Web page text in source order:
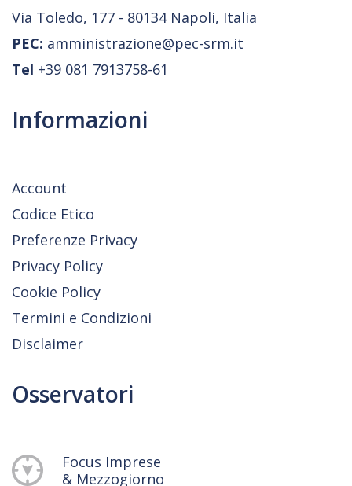
Via Toledo, 177 - 80134 Napoli, Italia
PEC: amministrazione@pec-srm.it
Tel +39 081 7913758-61
Informazioni
Account
Codice Etico
Preferenze Privacy
Privacy Policy
Cookie Policy
Termini e Condizioni
Disclaimer
Osservatori
Focus Imprese
& Mezzogiorno